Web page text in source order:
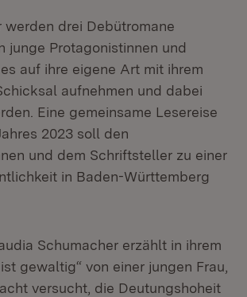
werden drei Debütromane
junge Protagonistinnen und
auf ihre eigene Art mit ihrem
aufnehmen und dabei
Eine gemeinsame Lesereise
2023 soll den
und dem Schriftsteller zu einer
in Baden-Württemberg
Schumacher erzählt in ihrem
gewaltig“ von einer jungen Frau,
versucht, die Deutungshoheit